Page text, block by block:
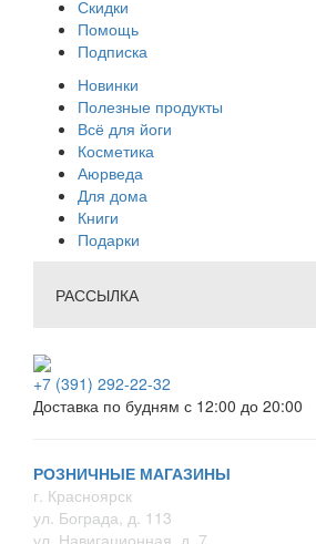
Скидки
Помощь
Подписка
Новинки
Полезные продукты
Всё для йоги
Косметика
Аюрведа
Для дома
Книги
Подарки
РАССЫЛКА
+7 (391) 292-22-32
Доставка по будням с 12:00 до 20:00
РОЗНИЧНЫЕ МАГАЗИНЫ
г. Красноярск
ул. Бограда, д. 113
ул. Навигационная, д. 7